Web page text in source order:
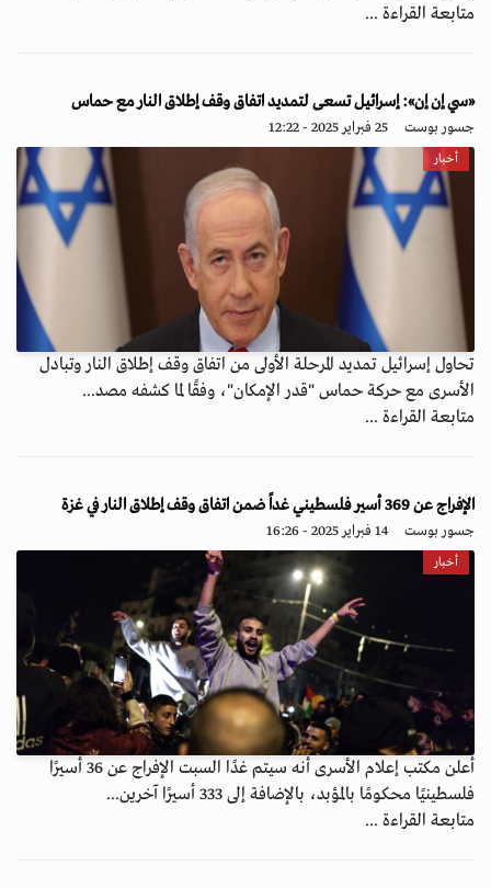
متابعة القراءة ...
«سي إن إن»: إسرائيل تسعى لتمديد اتفاق وقف إطلاق النار مع حماس
جسور بوست 25 فبراير 2025 - 12:22
أخبار
تحاول إسرائيل تمديد المرحلة الأولى من اتفاق وقف إطلاق النار وتبادل
الأسرى مع حركة حماس "قدر الإمكان"، وفقًا لما كشفه مصد...
متابعة القراءة ...
الإفراج عن 369 أسير فلسطيني غداً ضمن اتفاق وقف إطلاق النار في غزة
جسور بوست 14 فبراير 2025 - 16:26
أخبار
أعلن مكتب إعلام الأسرى أنه سيتم غدًا السبت الإفراج عن 36 أسيرًا
فلسطينيًا محكومًا بالمؤبد، بالإضافة إلى 333 أسيرًا آخرين...
متابعة القراءة ...